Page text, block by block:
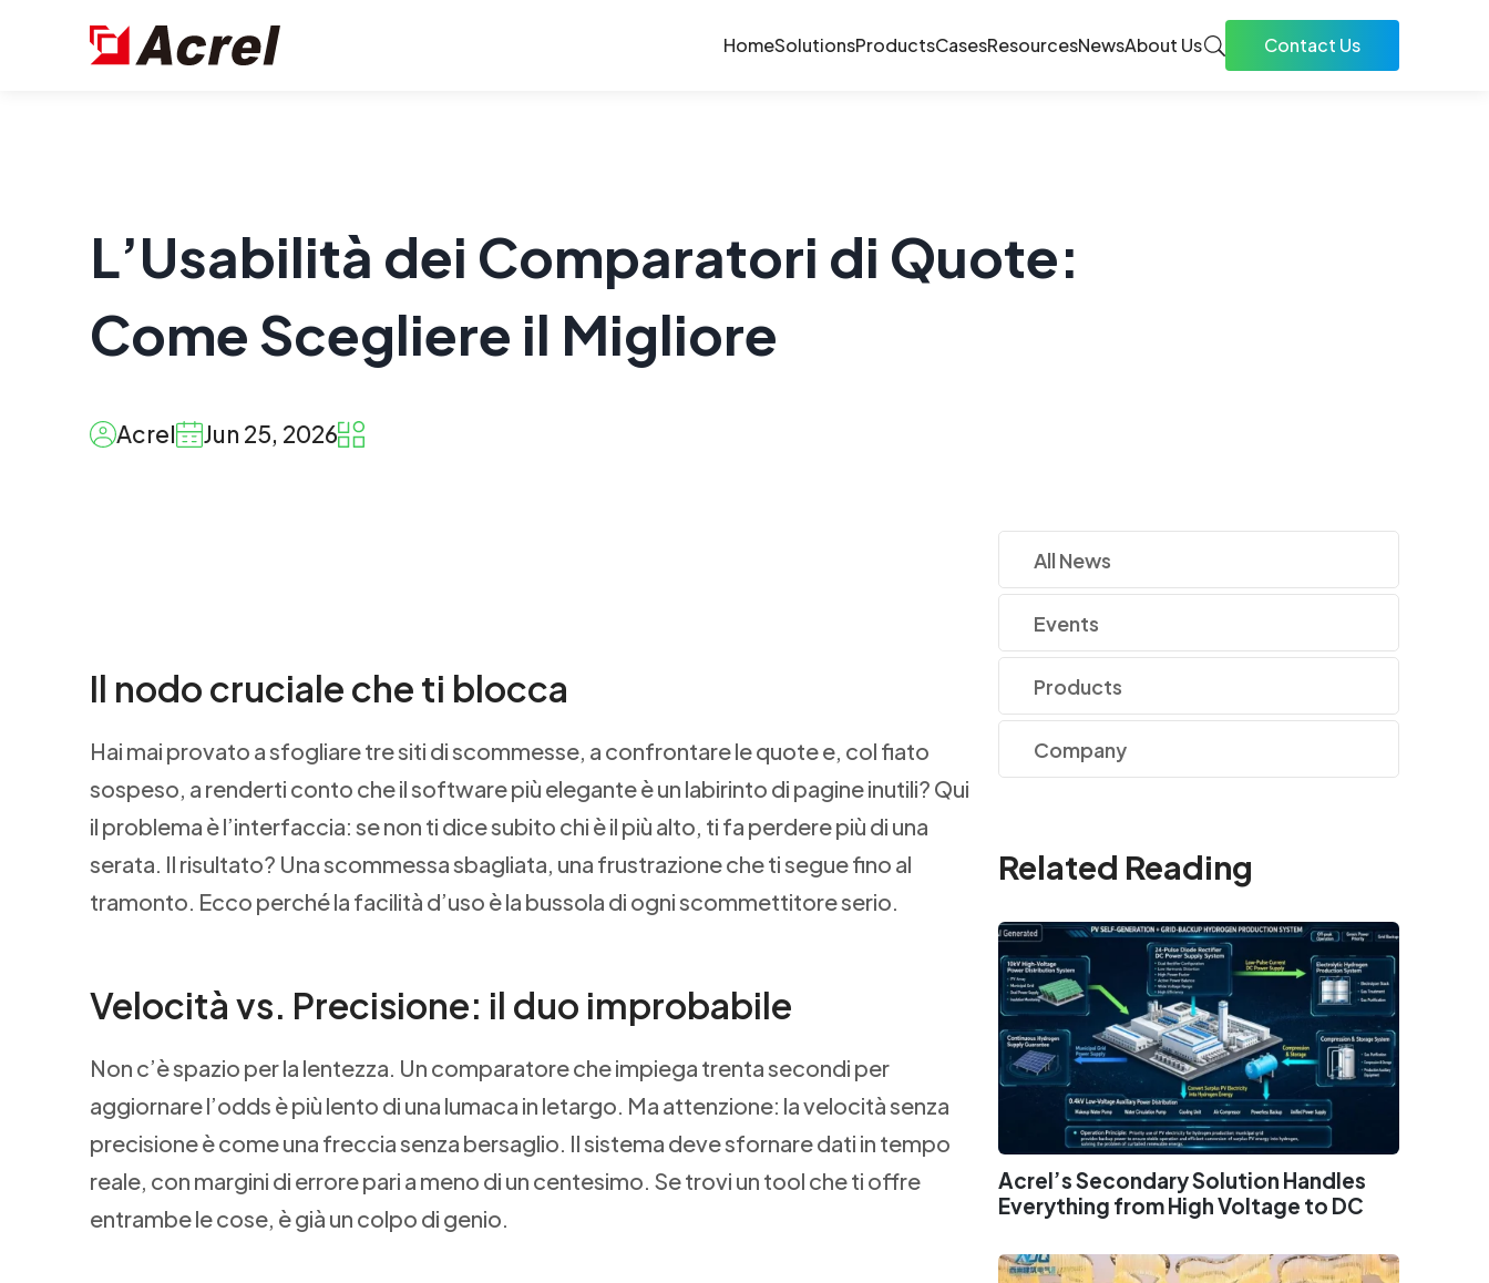
HomeSolutionsProductsCasesResourcesNewsAbout Us Contact Us
L’Usabilità dei Comparatori di Quote:
Come Scegliere il Migliore
Acrel Jun 25, 2026
Il nodo cruciale che ti blocca
Hai mai provato a sfogliare tre siti di scommesse, a confrontare le quote e, col fiato
sospeso, a renderti conto che il software più elegante è un labirinto di pagine inutili? Qui
il problema è l’interfaccia: se non ti dice subito chi è il più alto, ti fa perdere più di una
serata. Il risultato? Una scommessa sbagliata, una frustrazione che ti segue fino al
tramonto. Ecco perché la facilità d’uso è la bussola di ogni scommettitore serio.
Velocità vs. Precisione: il duo improbabile
Non c’è spazio per la lentezza. Un comparatore che impiega trenta secondi per
aggiornare l’odds è più lento di una lumaca in letargo. Ma attenzione: la velocità senza
precisione è come una freccia senza bersaglio. Il sistema deve sfornare dati in tempo
reale, con margini di errore pari a meno di un centesimo. Se trovi un tool che ti offre
entrambe le cose, è già un colpo di genio.
All News
Events
Products
Company
Related Reading
Acrel’s Secondary Solution Handles
Everything from High Voltage to DC